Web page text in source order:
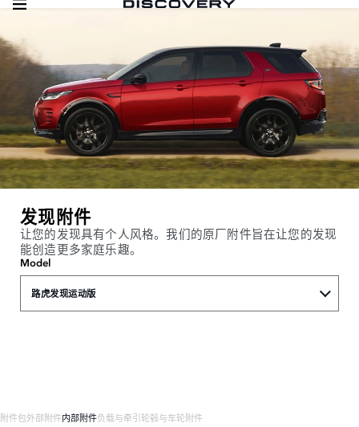
发现附件
让您的发现具有个人风格。我们的原厂附件旨在让您的发现
能创造更多家庭乐趣。
Model
路虎发现运动版
附件包外部附件内部附件负载与牵引轮毂与车轮附件